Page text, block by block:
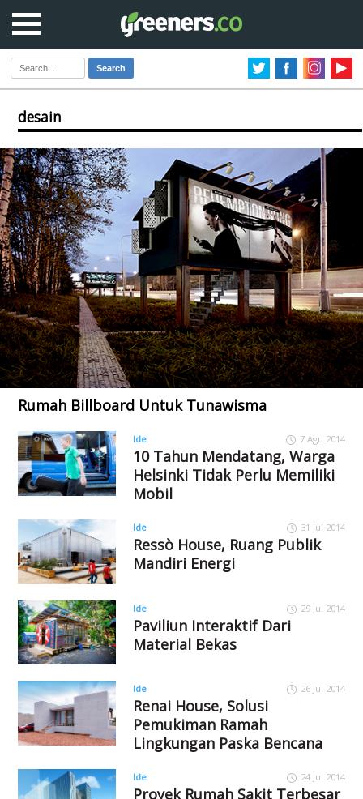
Search
desain
Rumah Billboard Untuk Tunawisma
Ide 7 Agu 2014
10 Tahun Mendatang, Warga
Helsinki Tidak Perlu Memiliki
Mobil
Ide 31 Jul 2014
Ressò House, Ruang Publik
Mandiri Energi
Ide 29 Jul 2014
Paviliun Interaktif Dari
Material Bekas
Ide 26 Jul 2014
Renai House, Solusi
Pemukiman Ramah
Lingkungan Paska Bencana
Ide 24 Jul 2014
Proyek Rumah Sakit Terbesar